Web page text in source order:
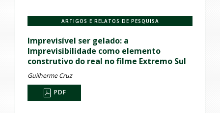
ARTIGOS E RELATOS DE PESQUISA
Imprevisível ser gelado: a
Imprevisibilidade como elemento
construtivo do real no filme Extremo Sul
Guilherme Cruz
PDF